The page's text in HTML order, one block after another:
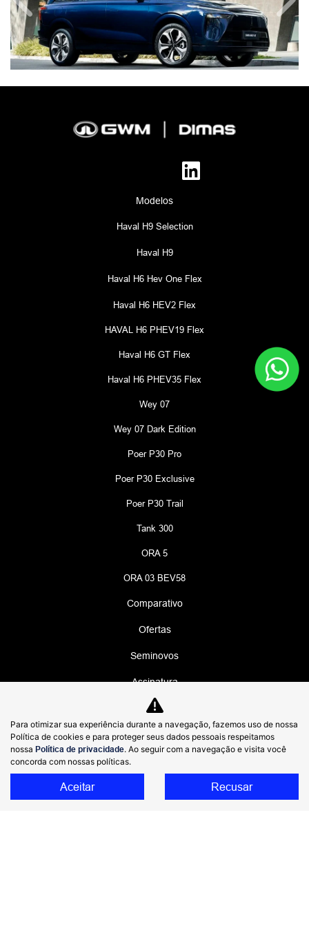
Anterior
Modelos
Haval H9 Selection
Haval H9
Haval H6 Hev One Flex
Haval H6 HEV2 Flex
HAVAL H6 PHEV19 Flex
Haval H6 GT Flex
Haval H6 PHEV35 Flex
Wey 07
Wey 07 Dark Edition
Poer P30 Pro
Poer P30 Exclusive
Poer P30 Trail
Tank 300
ORA 5
ORA 03 BEV58
Comparativo
Ofertas
Seminovos
Assinatura
Assistência técnica
Blog
No trânsito, enxergar o outro salva vidas.
Para otimizar sua experiência durante a navegação, fazemos uso de nossa
Política de cookies e para proteger seus dados pessoais respeitamos
nossa Política de privacidade. Ao seguir com a navegação e visita você
concorda com nossas políticas.
Aceitar Recusar